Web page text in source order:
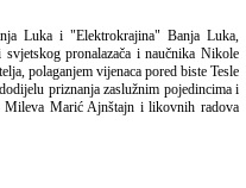
Luka i "Elektrokrajina" Banja Luka,
pronalazača i naučnika Nikole
polaganjem vijenaca pored biste Tesle
priznanja zaslužnim pojedincima i
Mileva Marić Ajnštajn i likovnih radova